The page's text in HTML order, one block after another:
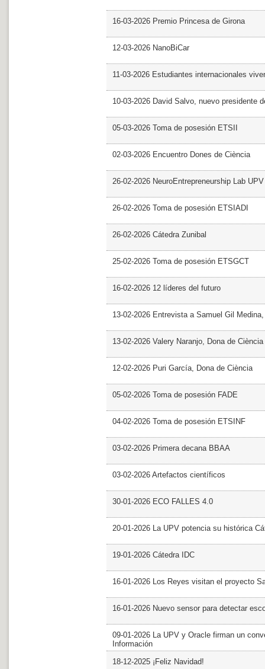
16-03-2026 Premio Princesa de Girona
12-03-2026 NanoBiCar
11-03-2026 Estudiantes internacionales
10-03-2026 David Salvo, nuevo presidente
05-03-2026 Toma de posesión ETSII
02-03-2026 Encuentro Dones de Ciència
26-02-2026 NeuroEntrepreneurship Lab UPV
26-02-2026 Toma de posesión ETSIADI
26-02-2026 Cátedra Zunibal
25-02-2026 Toma de posesión ETSGCT
16-02-2026 12 líderes del futuro
13-02-2026 Entrevista a Samuel Gil
13-02-2026 Valery Naranjo, Dona de Ciència
12-02-2026 Puri García, Dona de Ciència
05-02-2026 Toma de posesión FADE
04-02-2026 Toma de posesión ETSINF
03-02-2026 Primera decana BBAA
03-02-2026 Artefactos científicos
30-01-2026 ECO FALLES 4.0
20-01-2026 La UPV potencia su histórica
19-01-2026 Cátedra IDC
16-01-2026 Los Reyes visitan el proyecto
16-01-2026 Nuevo sensor para detectar
09-01-2026 La UPV y Oracle firman un
Información
18-12-2025 ¡Feliz Navidad!